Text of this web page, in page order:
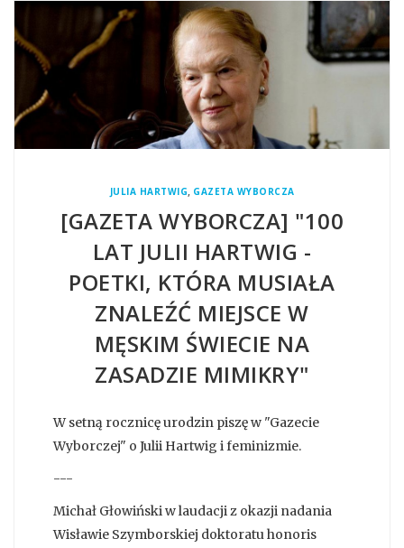
JULIA HARTWIG, GAZETA WYBORCZA
[GAZETA WYBORCZA] "100
LAT JULII HARTWIG -
POETKI, KTÓRA MUSIAŁA
ZNALEŹĆ MIEJSCE W
MĘSKIM ŚWIECIE NA
ZASADZIE MIMIKRY"
W setną rocznicę urodzin piszę w "Gazecie
Wyborczej" o Julii Hartwig i feminizmie.
---
Michał Głowiński w laudacji z okazji nadania
Wisławie Szymborskiej doktoratu honoris